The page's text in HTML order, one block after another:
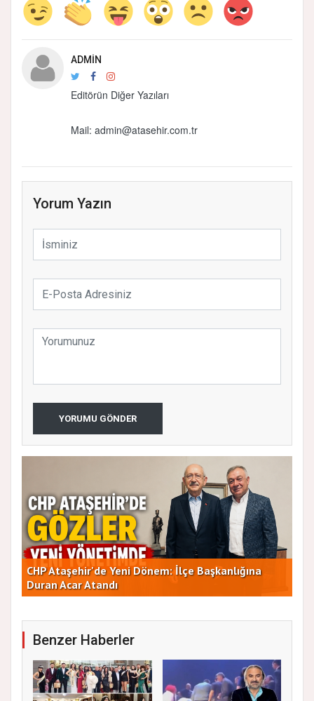
ADMIN
Editörün Diğer Yazıları
Mail: admin@atasehir.com.tr
Yorum Yazın
YORUMU GÖNDER
Yeni Parti Ataşehir'de Kurucu Kadro Belli Oldu
Benzer Haberler